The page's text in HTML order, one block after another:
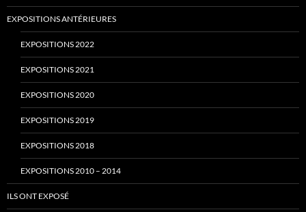
EXPOSITIONS ANTÉRIEURES
EXPOSITIONS 2022
EXPOSITIONS 2021
EXPOSITIONS 2020
EXPOSITIONS 2019
EXPOSITIONS 2018
EXPOSITIONS 2010 – 2014
ILS ONT EXPOSÉ